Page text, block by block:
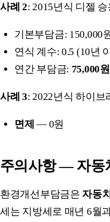
사례 2: 2015년식 디젤
기본부담금: 150,000
연식 계수: 0.5 (10년
연간 부담금: 75,000원
사례 3: 2022년식 하이브
면제 — 0원
주의사항 — 자동
환경개선부담금은 자동
세는 지방세로 매년 6월